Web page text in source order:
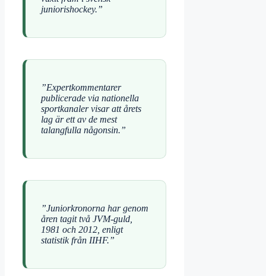
juniorishockey.”
”Expertkommentarer
publicerade via nationella
sportkanaler visar att årets
lag är ett av de mest
talangfulla någonsin.”
”Juniorkronorna har genom
åren tagit två JVM-guld,
1981 och 2012, enligt
statistik från IIHF.”